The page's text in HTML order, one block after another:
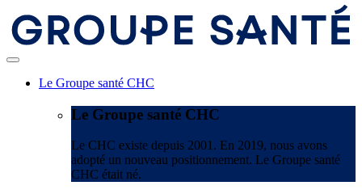
Le Groupe santé CHC
Le Groupe santé CHC
Le CHC existe depuis 2001. En 2019, nous avons
adopté un nouveau positionnement. Le Groupe santé
CHC était né.